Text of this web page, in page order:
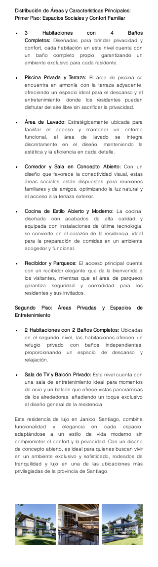
Distribución de Áreas y Características Principales:
Primer Piso: Espacios Sociales y Confort Familiar
3 Habitaciones con 4 Baños
Completos: Diseñadas para brindar privacidad y
confort, cada habitación en este nivel cuenta con
un baño completo propio, garantizando un
ambiente exclusivo para cada residente.
Piscina Privada y Terraza: El área de piscina se
encuentra en armonía con la terraza adyacente,
ofreciendo un espacio ideal para el descanso y el
entretenimiento, donde los residentes pueden
disfrutar del aire libre sin sacrificar la privacidad.
Área de Lavado: Estratégicamente ubicada para
facilitar el acceso y mantener un entorno
funcional, el área de lavado se integra
discretamente en el diseño, manteniendo la
estética y la eficiencia en cada detalle.
Comedor y Sala en Concepto Abierto: Con un
diseño que favorece la conectividad visual, estas
áreas sociales están dispuestas para reuniones
familiares y de amigos, optimizando la luz natural y
el acceso a la terraza exterior.
Cocina de Estilo Abierto y Moderno: La cocina,
diseñada con acabados de alta calidad y
equipada con instalaciones de última tecnología,
se convierte en el corazón de la residencia, ideal
para la preparación de comidas en un ambiente
acogedor y funcional.
Recibidor y Parqueos: El acceso principal cuenta
con un recibidor elegante que da la bienvenida a
los visitantes, mientras que el área de parqueos
garantiza seguridad y comodidad para los
residentes y sus invitados.
Segundo Piso: Áreas Privadas y Espacios de
Entretenimiento
2 Habitaciones con 2 Baños Completos: Ubicadas
en el segundo nivel, las habitaciones ofrecen un
refugio privado con baños independientes,
proporcionando un espacio de descanso y
relajación.
Sala de TV y Balcón Privado: Este nivel cuenta con
una sala de entretenimiento ideal para momentos
de ocio y un balcón que ofrece vistas panorámicas
de los alrededores, añadiendo un toque exclusivo
al diseño general de la residencia.
Esta residencia de lujo en Janico, Santiago, combina
funcionalidad y elegancia en cada espacio,
adaptándose a un estilo de vida moderno sin
comprometer el confort y la privacidad. Con un diseño
de concepto abierto, es ideal para quienes buscan vivir
en un ambiente exclusivo y sofisticado, rodeados de
tranquilidad y lujo en una de las ubicaciones más
privilegiadas de la provincia de Santiago.